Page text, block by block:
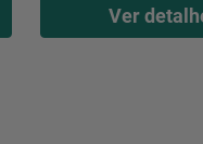
Ver